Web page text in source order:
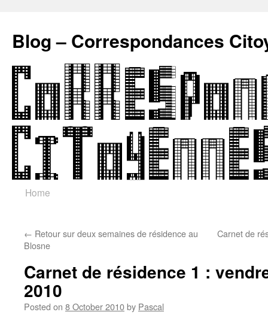
Blog – Correspondances
Skip
content
Home
← Retour sur deux semaines de résidence au
Blosne
Carnet de
Carnet de résidence 1 :
2010
Posted on 8 October 2010by Pascal